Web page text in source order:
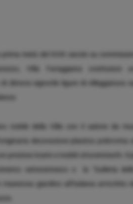
prima metà del XVIII secolo su
Villa Faraggiana costituisce
di dimora signorile ligure di villeggiatura
nobile della Villa con il salone da
decorazione plastica policroma
settecentesco e la "Galleria
maestoso giardino all’italiana arricchito